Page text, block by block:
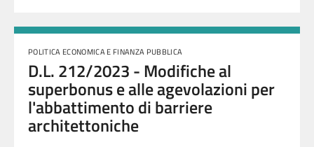
POLITICA ECONOMICA E FINANZA PUBBLICA
D.L. 212/2023 - Modifiche al
superbonus e alle agevolazioni per
l'abbattimento di barriere
architettoniche